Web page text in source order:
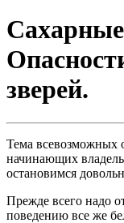
зверей.
Тема всевозможных
начинающих
остановимся
Прежде всего надо
поведению все же